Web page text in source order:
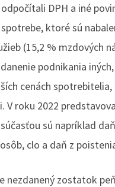
DPH a iné
ktoré sú
(15,2 % mzdových
podnikania
cenách
V roku 2022
sú napríklad
clo a daň z
nezdanený zostatok